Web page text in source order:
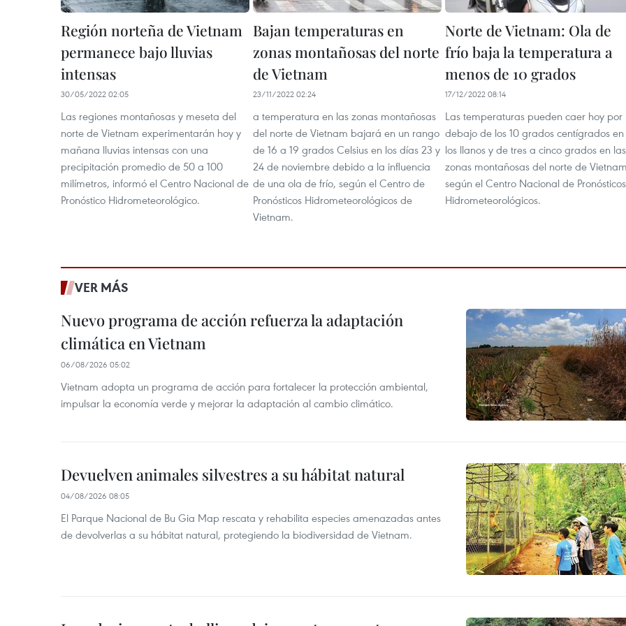
Región norteña de Vietnam
permanece bajo lluvias
intensas
30/05/2022 02:05
Las regiones montañosas y meseta del
norte de Vietnam experimentarán hoy y
mañana lluvias intensas con una
precipitación promedio de 50 a 100
milímetros, informó el Centro Nacional de
Pronóstico Hidrometeorológico.
Bajan temperaturas en
zonas montañosas del norte
de Vietnam
23/11/2022 02:24
a temperatura en las zonas montañosas
del norte de Vietnam bajará en un rango
de 16 a 19 grados Celsius en los días 23 y
24 de noviembre debido a la influencia
de una ola de frío, según el Centro de
Pronósticos Hidrometeorológicos de
Vietnam.
Norte de Vietnam: Ola de
frío baja la temperatura a
menos de 10 grados
17/12/2022 08:14
Las temperaturas pueden caer hoy por
debajo de los 10 grados centígrados en
los llanos y de tres a cinco grados en las
zonas montañosas del norte de
según el Centro Nacional de Pronósticos
Hidrometeorológicos.
VER MÁS
Nuevo programa de acción refuerza la adaptación
climática en Vietnam
06/08/2026 05:02
Vietnam adopta un programa de acción para fortalecer la protección ambiental,
impulsar la economía verde y mejorar la adaptación al cambio climático.
Devuelven animales silvestres a su hábitat natural
04/08/2026 08:05
El Parque Nacional de Bu Gia Map rescata y rehabilita especies amenazadas antes
de devolverlas a su hábitat natural, protegiendo la biodiversidad de Vietnam.